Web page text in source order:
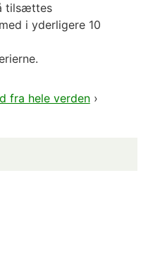
tilsættes
i yderligere 10
fra hele verden›